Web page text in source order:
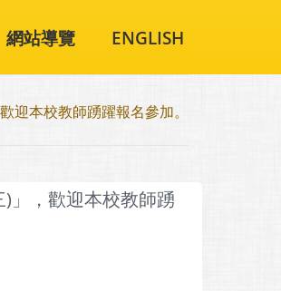
網站導覽 ENGLISH
本校教師踴躍報名參加。
」，歡迎本校教師踴